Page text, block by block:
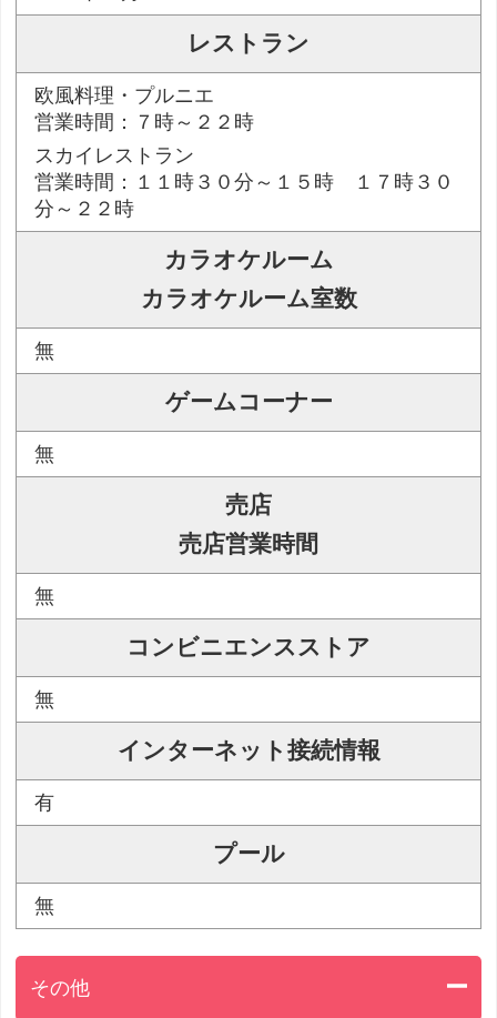
レストラン
欧風料理・プルニエ
営業時間：７時～２２時
スカイレストラン
営業時間：１１時３０分～１５時 １７時３０
分～２２時
カラオケルーム
カラオケルーム室数
無
ゲームコーナー
無
売店
売店営業時間
無
コンビニエンスストア
無
インターネット接続情報
有
プール
無
その他